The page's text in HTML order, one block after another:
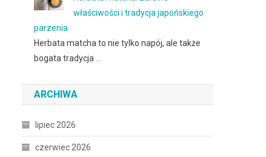
właściwości i tradycja japońskiego
parzenia
Herbata matcha to nie tylko napój, ale także
bogata tradycja …
ARCHIWA
lipiec 2026
czerwiec 2026